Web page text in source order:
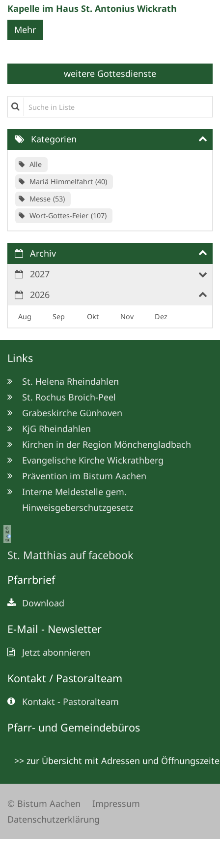
Kapelle im Haus St. Antonius Wickrath
Mehr
weitere Gottesdienste
Suche in Liste
Kategorien
Alle
Mariä Himmelfahrt 40
Messe 53
Wort-Gottes-Feier 107
Archiv
2027
2026
Aug Sep Okt Nov Dez
Links
St. Helena Rheindahlen
St. Rochus Broich-Peel
Grabeskirche Günhoven
KjG Rheindahlen
Kirchen in der Region Mönchengladbach
Evangelische Kirche Wickrathberg
Prävention im Bistum Aachen
Interne Meldestelle gem.
Hinweisgeberschutzgesetz
©
M
e
ta
St. Matthias auf facebook
Pfarrbrief
Download
E-Mail - Newsletter
Jetzt abonnieren
Kontakt / Pastoralteam
Kontakt - Pastoralteam
Pfarr- und Gemeindebüros
>> zur Übersicht mit Adressen und
© Bistum Aachen
Impressum
Datenschutzerklärung